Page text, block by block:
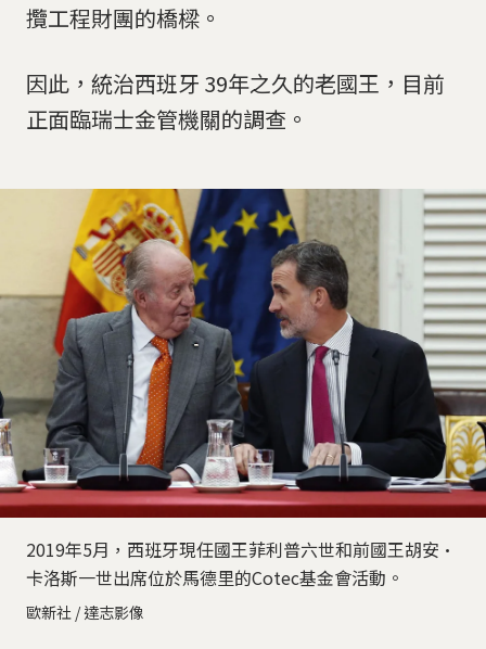
攬工程財團的橋樑。
因此，統治西班牙 39年之久的老國王，目前
正面臨瑞士金管機關的調查。
2019年5月，西班牙現任國王菲利普六世和前國王胡安·
卡洛斯一世出席位於馬德里的Cotec基金會活動。
歐新社 / 達志影像